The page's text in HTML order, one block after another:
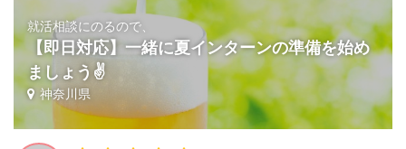
就活相談にのるので、
【即日対応】一緒に夏インターンの準備を始め
ましょう✌️
神奈川県